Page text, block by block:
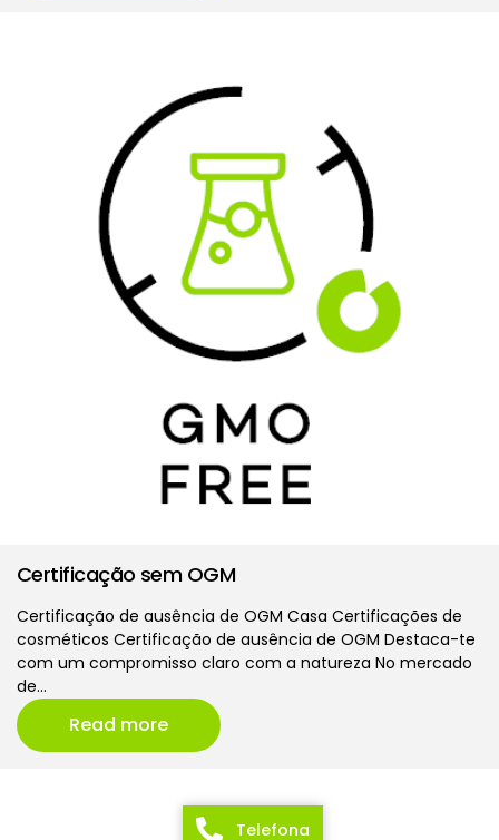
Certificação sem OGM
Certificação de ausência de OGM Casa Certificações de
cosméticos Certificação de ausência de OGM Destaca-te
com um compromisso claro com a natureza No mercado
de…
Read more
Telefona